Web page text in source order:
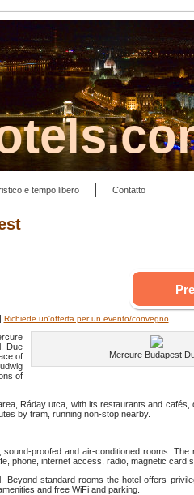
e tempo libero Contatto
Richiede un'offerta per un evento/convegno
Mercure Budapest
Due
of
of
Ráday utca, with its restaurants and cafés,
by tram, running non-stop nearby.
proofed and air-conditioned rooms. The
phone, internet access, radio, magnetic card
standard rooms the hotel offers
and free WiFi and parking.